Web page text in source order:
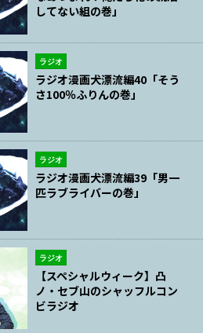
してない組の巻」
ラジオ
ラジオ漫画犬漂流編40「そう
さ100％ふりんの巻」
ラジオ
ラジオ漫画犬漂流編39「男一
匹ラブライバーの巻」
ラジオ
【スペシャルウィーク】凸
ノ・セブ山のシャッフルコン
ビラジオ